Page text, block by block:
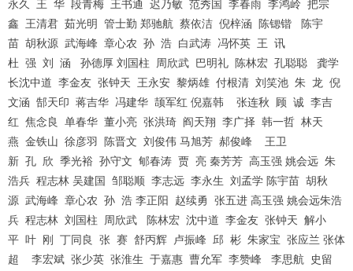
永久 王 华 段青梅 王书通 迟乃敏 范秀国 李春雨 李鸿岭 把宗
鑫 王清君 茹光明 管士勤 郑驰航 蔡依洁 倪梓涵 陈锶锴 陈宇
苗 胡秋源 武海峰 章心农 孙 浩 白武涛 冯怀英 王 讯
杜 强 刘 涵 孙德厚 刘国柱 周欣武 巴明礼 陈林宏 孔聪聪 龚学
长沈中道 李金友 张钟天 王永安 黎炳雄 付根清 刘笑池 朱 龙 倪
文涵 郜天印 蒋吉华 冯建华 颉军红 倪嘉韩 张连秋 顾 诚 李吉
红 焦念良 单春华 董小亮 张洪琦 阎天翔 李广择 韩一哲 林天
燕 金铁山 徐彦羽 陈晋文 刘俊伟 马旭芳 郝俊峰 王卫
新 孔 欣 季光裕 孙守文 郇春涛 贾 亮 秦芳芳 高玉强 姚会远 朱
浩兵 程志林 吴建国 邹聪顺 李志远 李永生 刘孟学 陈宇苗 胡秋
源 武海峰 章心农 孙 浩 李正阳 赵续勇 张五进 高玉强 姚会远朱浩
兵 程志林 刘国柱 周欣武 陈林宏 沈中道 李金友 张钟天 解小
平 叶 刚 丁同良 张 赛 舒丙辉 卢振峰 邱 彬 朱家宝 张应兰 张体
超 李宏斌 张少英 张淮生 于嘉惠 曹允军 李赞峰 李思航 史留